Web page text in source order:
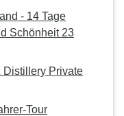
- 14 Tage
Schönheit 23
Distillery Private
Tour